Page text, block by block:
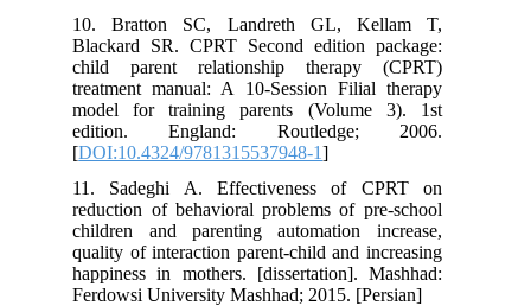
10. Bratton SC, Landreth GL,
Blackard SR. CPRT Second edition
child parent relationship therapy
treatment manual: A 10-Session
model for training parents
edition. England:
[DOI:10.4324/9781315537948-1
11. Sadeghi A. Effectiveness of
reduction of behavioral problems of
children and parenting automation
quality of interaction parent-child and
happiness in mothers. [dissertation].
Ferdowsi University Mashhad; 2015.